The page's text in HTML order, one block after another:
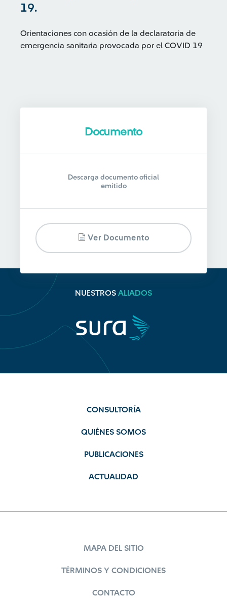
19.
Orientaciones con ocasión de la declaratoria de
emergencia sanitaria provocada por el COVID 19
Documento
Descarga documento oficial
emitido
Ver Documento
NUESTROS ALIADOS
CONSULTORÍA
QUIÉNES SOMOS
PUBLICACIONES
ACTUALIDAD
MAPA DEL SITIO
TÉRMINOS Y CONDICIONES
CONTACTO